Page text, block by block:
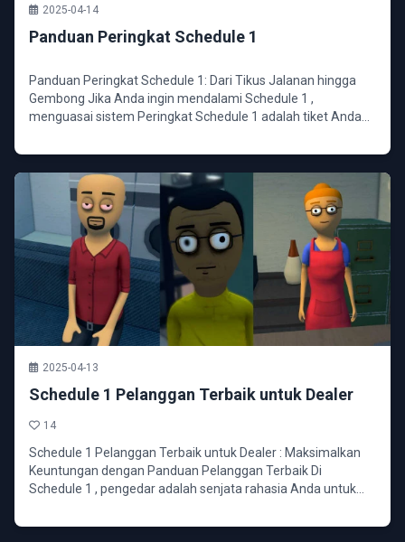
2025-04-14
Panduan Peringkat Schedule 1
Panduan Peringkat Schedule 1: Dari Tikus Jalanan hingga
Gembong Jika Anda ingin mendalami Schedule 1 ,
menguasai sistem Peringkat Schedule 1 adalah tiket Anda...
2025-04-13
Schedule 1 Pelanggan Terbaik untuk Dealer
14
Schedule 1 Pelanggan Terbaik untuk Dealer : Maksimalkan
Keuntungan dengan Panduan Pelanggan Terbaik Di
Schedule 1 , pengedar adalah senjata rahasia Anda untuk